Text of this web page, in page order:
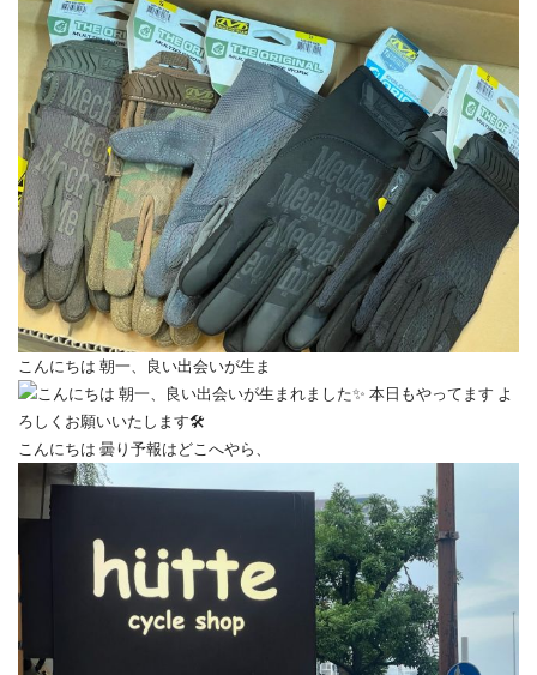
こんにちは 朝一、良い出会いが生ま
こんにちは 曇り予報はどこへやら、